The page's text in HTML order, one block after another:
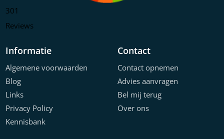
301
Reviews
Informatie
Algemene voorwaarden
Blog
Links
Privacy Policy
Kennisbank
Contact
Contact opnemen
Advies aanvragen
Bel mij terug
Over ons